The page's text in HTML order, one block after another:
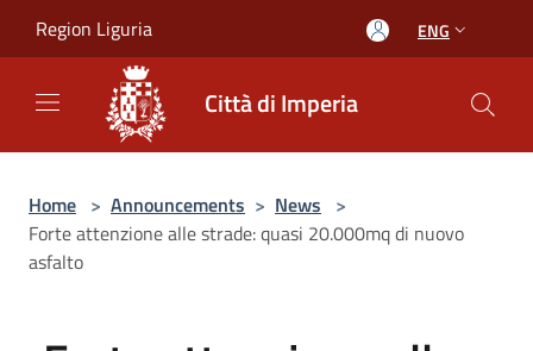
Region Liguria ENG
Città di Imperia
Home > Announcements > News >
Forte attenzione alle strade: quasi 20.000mq di nuovo
asfalto